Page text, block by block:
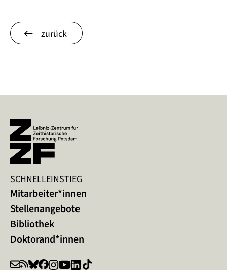
zurück
SCHNELLEINSTIEG
Mitarbeiter*innen
Stellenangebote
Bibliothek
Doktorand*innen